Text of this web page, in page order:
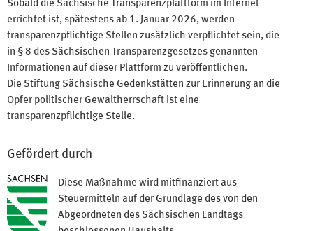
Sobald die Sächsische Transparenzplattform im Internet
errichtet ist, spätestens ab 1. Januar 2026, werden
transparenzpflichtige Stellen zusätzlich verpflichtet sein, die
in § 8 des Sächsischen Transparenzgesetzes genannten
Informationen auf dieser Plattform zu veröffentlichen.
Die Stiftung Sächsische Gedenkstätten zur Erinnerung an die
Opfer politischer Gewaltherrschaft ist eine
transparenzpflichtige Stelle.
Gefördert durch
Diese Maßnahme wird mitfinanziert aus
Steuermitteln auf der Grundlage des von den
Abgeordneten des Sächsischen Landtags